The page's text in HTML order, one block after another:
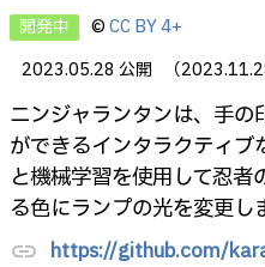
開発中 ©CC BY 4+
2023.05.28 公開
（
ニンジャランタンは、手の
ができるインタラクティ
と機械学習を使用して忍
る色にランプの光を変更し
link https://github.com/